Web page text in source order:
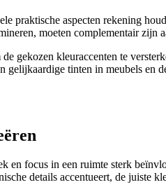
praktische aspecten rekening
moeten complementair zijn
gekozen kleuraccenten te
tinten in meubels en
en focus in een ruimte sterk
details accentueert, de juiste